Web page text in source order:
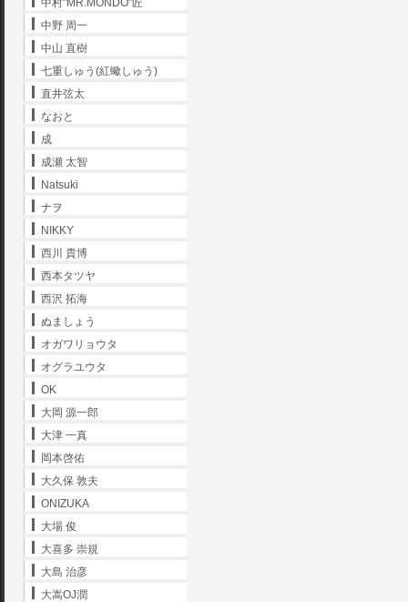
中村"MR.MONDO"匠
中野 周一
中山 直樹
七重しゅう(紅蠍しゅう)
直井弦太
なおと
成
成瀬 太智
Natsuki
ナヲ
NIKKY
西川 貴博
西本タツヤ
西沢 拓海
ぬましょう
オガワリョウタ
オグラユウタ
OK
大岡 源一郎
大津 一真
岡本啓佑
大久保 敦夫
ONIZUKA
大場 俊
大喜多 崇規
大島 治彦
大嵩OJ潤